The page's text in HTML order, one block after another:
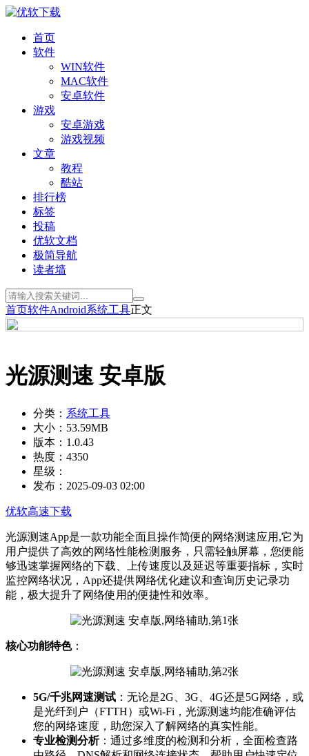
首页
软件
WIN软件
MAC软件
安卓软件
游戏
安卓游戏
游戏视频
文章
教程
酷站
排行榜
标签
投稿
优软文档
极简导航
读者墙
首页软件Android系统工具正文
光源测速 安卓版
分类： 系统工具
大小： 53.59MB
版本： 1.0.43
热度： 4350
星级：
发布： 2025-09-03 02:00
优软高速下载
光源测速App是一款功能全面且操作简便的网络测速应用,它为
用户提供了高效的网络性能检测服务，只需轻触屏幕，您便能
够迅速掌握网络的下载、上传速度以及延迟等重要指标，实时
监控网络状况，App还提供网络优化建议和查询历史记录功
能，极大提升了网络使用的便捷性和效率。
核心功能特色：
5G/千兆网速测试 ：无论是2G、3G、4G还是5G网络，或
是光纤到户（FTTH）或Wi-Fi，光源测速均能准确评估
您的网络速度，助您深入了解网络的真实性能。
专业检测分析：通过多维度的检测和分析，全面检查路